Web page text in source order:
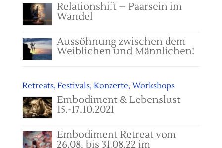
Relationshift – Paarsein im
Wandel
Aussöhnung zwischen dem
Weiblichen und Männlichen!
Retreats, Festivals, Konzerte, Workshops
Embodiment & Lebenslust
15.-17.10.2021
Embodiment Retreat vom
26.08. bis 31.08.22 im